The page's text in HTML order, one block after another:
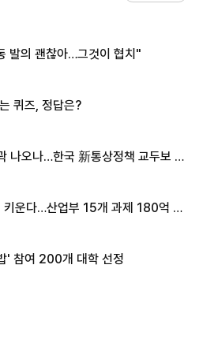
발의 괜찮아…그것이 협치"
퀴즈, 정답은?
나오나…한국 新통상정책 교두보 활
키운다…산업부 15개 과제 180억 지
' 참여 200개 대학 선정